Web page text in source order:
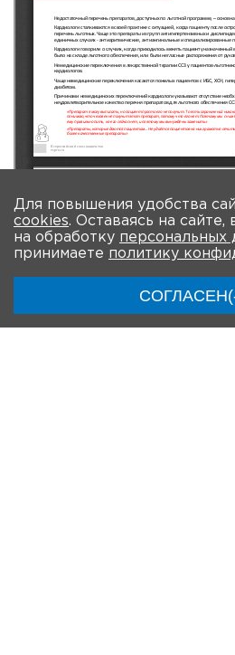
Для повышения удобства
cookies. Оставаясь на сайте,
на обработку персональных
принимаете политику